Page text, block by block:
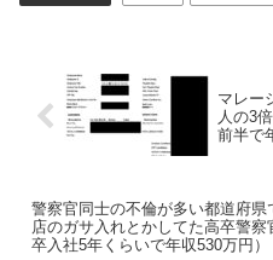
マレー
人の3
前半で
警察官同士の不倫が多い都道府県
店のガサ入れとかしてた高卒警察
卒入社5年くらいで年収530万円）